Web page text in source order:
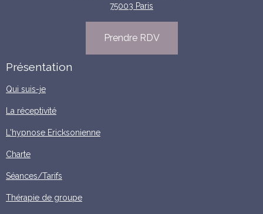
75003 Paris
Prendre RDV
Présentation
Qui suis-je
La réceptivité
L'hypnose Ericksonienne
Charte
Séances/Tarifs
Thérapie de groupe